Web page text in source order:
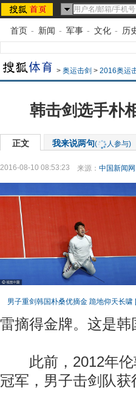
首页 - 新闻 - 军事 - 文化 - 历
> 奥运击剑 > 2016奥运
韩击剑选手朴
正文 我来说两句( 人参与)
2016-08-10 08:53:23 来源： 中国新闻网
男子重剑韩国朴桑优摘金 跪地仰天长啸
雷摘得金牌。这是
此前，2012年伦
冠军，男子击剑队获